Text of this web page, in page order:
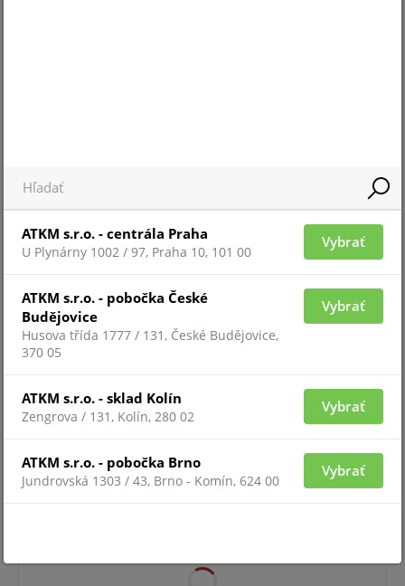
Pre zobrazenie informácií je nutné byť prihlásený
ATKM s.r.o. - centrála Praha
U Plynárny 1002 / 97, Praha 10, 101 00
Vybrať
ATKM s.r.o. - pobočka České
Budějovice
Husova třída 1777 / 131, České Budějovice,
370 05
Vybrať
ATKM s.r.o. - sklad Kolín
Zengrova / 131, Kolín, 280 02
Vybrať
ATKM s.r.o. - pobočka Brno
Jundrovská 1303 / 43, Brno - Komín, 624 00
Vybrať